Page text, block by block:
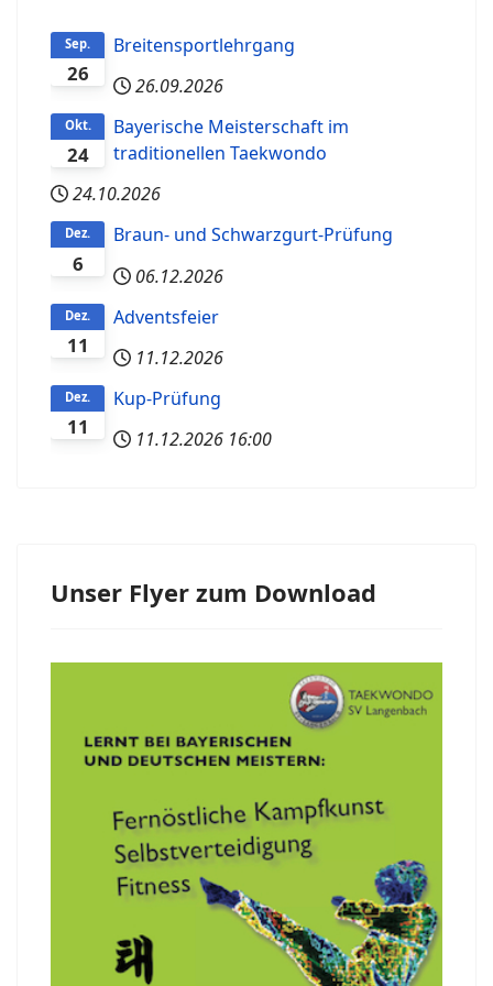
26
Sep.
Breitensportlehrgang
26.09.2026
24
Okt.
Bayerische Meisterschaft im
traditionellen Taekwondo
24.10.2026
6
Dez.
Braun- und Schwarzgurt-Prüfung
06.12.2026
11
Dez.
Adventsfeier
11.12.2026
11
Dez.
Kup-Prüfung
11.12.2026 16:00
Unser Flyer zum Download